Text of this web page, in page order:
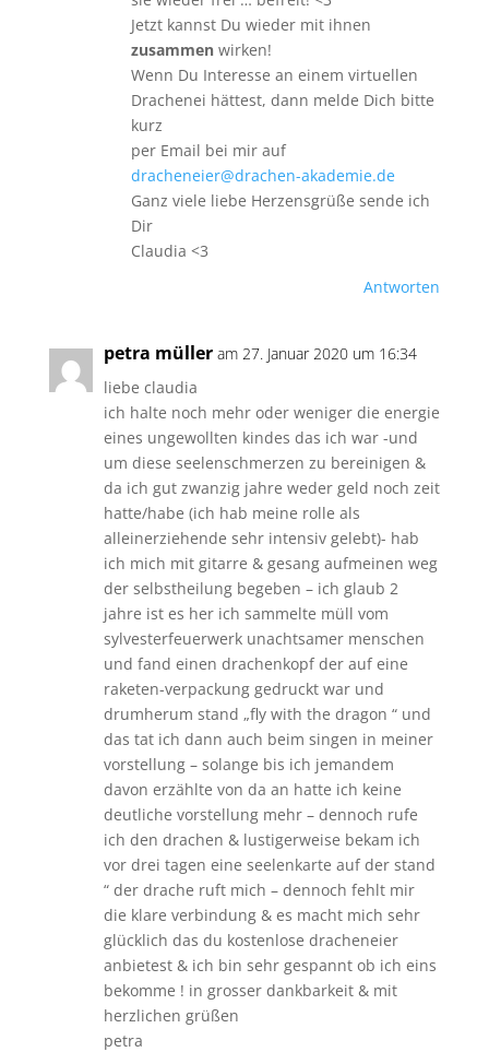
Jetzt kannst Du wieder mit ihnen
zusammen wirken!
Wenn Du Interesse an einem virtuellen
Drachenei hättest, dann melde Dich bitte
kurz
per Email bei mir auf
dracheneier@drachen-akademie.de
Ganz viele liebe Herzensgrüße sende ich
Dir
Claudia <3
Antworten
petra müller am 27. Januar 2020 um 16:34
liebe claudia
ich halte noch mehr oder weniger die energie
eines ungewollten kindes das ich war -und
um diese seelenschmerzen zu bereinigen &
da ich gut zwanzig jahre weder geld noch zeit
hatte/habe (ich hab meine rolle als
alleinerziehende sehr intensiv gelebt)- hab
ich mich mit gitarre & gesang aufmeinen weg
der selbstheilung begeben – ich glaub 2
jahre ist es her ich sammelte müll vom
sylvesterfeuerwerk unachtsamer menschen
und fand einen drachenkopf der auf eine
raketen-verpackung gedruckt war und
drumherum stand „fly with the dragon “ und
das tat ich dann auch beim singen in meiner
vorstellung – solange bis ich jemandem
davon erzählte von da an hatte ich keine
deutliche vorstellung mehr – dennoch rufe
ich den drachen & lustigerweise bekam ich
vor drei tagen eine seelenkarte auf der stand
“ der drache ruft mich – dennoch fehlt mir
die klare verbindung & es macht mich sehr
glücklich das du kostenlose dracheneier
anbietest & ich bin sehr gespannt ob ich eins
bekomme ! in grosser dankbarkeit & mit
herzlichen grüßen
petra